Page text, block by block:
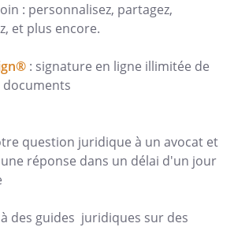
: personnalisez, partagez,
et plus encore.
: signature en ligne illimitée de
question juridique à un avocat et
réponse dans un délai d'un jour
à des guides juridiques sur des